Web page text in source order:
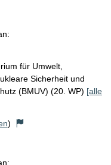
für Umwelt,
Sicherheit und
(BMUV) (20. WP) [alle
)